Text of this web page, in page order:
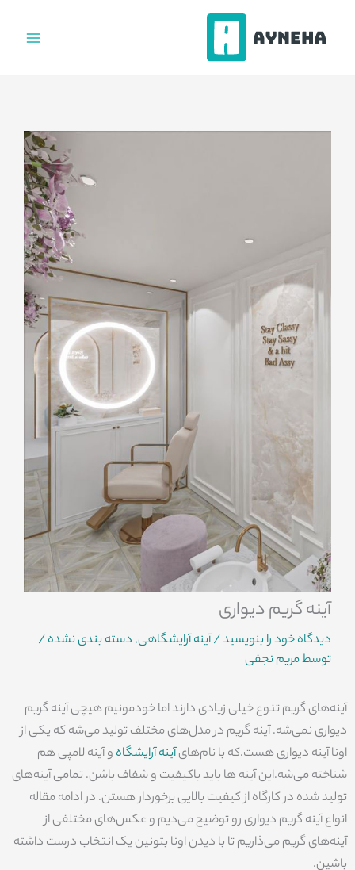
آینه گریم دیواری
دیدگاه‌ خود را بنویسید/آینه آرایشگاهی,دسته بندی نشده/
توسطمریم نجفی
آینه‌های گریم تنوع خیلی زیادی دارند اما خودمونیم هیچی آینه گریم
دیواری نمی‌شه. آینه گریم در مدل‌های مختلف تولید می‌شه که یکی از
اونا آینه دیواری هست.که با نام‌هایآینه آرایشگاهو آینه لامپی هم
شناخته می‌شه.این آینه ها باید باکیفیت و شفاف باشن. تمامی آینه‌های
تولید شده در کارگاه از کیفیت بالایی برخوردار هستن. در ادامه مقاله
انواع آینه گریم دیواری رو توضیح می‌دیم و عکس‌های مختلفی از
آینه‌های گریم می‌ذاریم تا با دیدن اونا بتونین یک انتخاب درست داشته
باشین.